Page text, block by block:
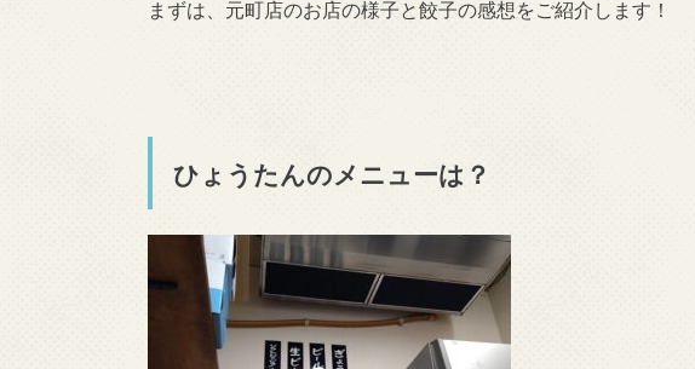
まずは、元町店のお店の様子と餃子の感想をご紹介します！
ひょうたんのメニューは？